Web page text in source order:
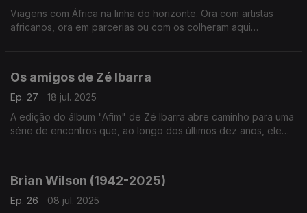
Viagens com África na linha do horizonte. Ora com artistas
africanos, ora em parcerias ou com os colheram aqui
Os amigos de Zé Ibarra
Ep. 27
18 jul. 2025
A edição do álbum "Afim" de Zé Ibarra abre caminho para uma
série de encontros que, ao longo dos últimos dez anos, ele
Brian Wilson (1942-2025)
Ep. 26
08 jul. 2025